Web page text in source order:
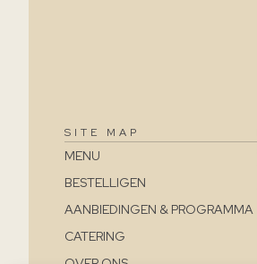
SITE MAP
MENU
BESTELLIGEN
AANBIEDINGEN & PROGRAMMA
CATERING